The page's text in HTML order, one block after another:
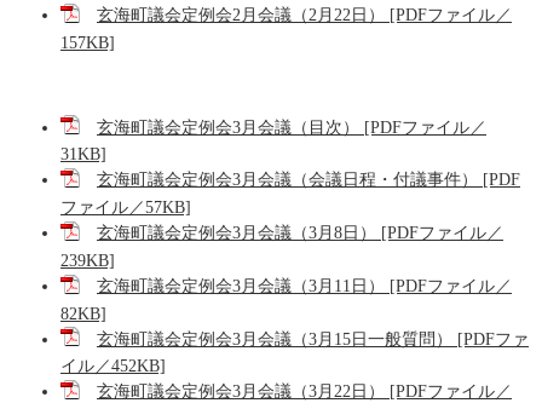
玄海町議会定例会2月会議（2月22日） [PDFファイル／
157KB]
玄海町議会定例会3月会議（目次） [PDFファイル／
31KB]
玄海町議会定例会3月会議（会議日程・付議事件） [PDF
ファイル／57KB]
玄海町議会定例会3月会議（3月8日） [PDFファイル／
239KB]
玄海町議会定例会3月会議（3月11日） [PDFファイル／
82KB]
玄海町議会定例会3月会議（3月15日一般質問） [PDFファ
イル／452KB]
玄海町議会定例会3月会議（3月22日） [PDFファイル／